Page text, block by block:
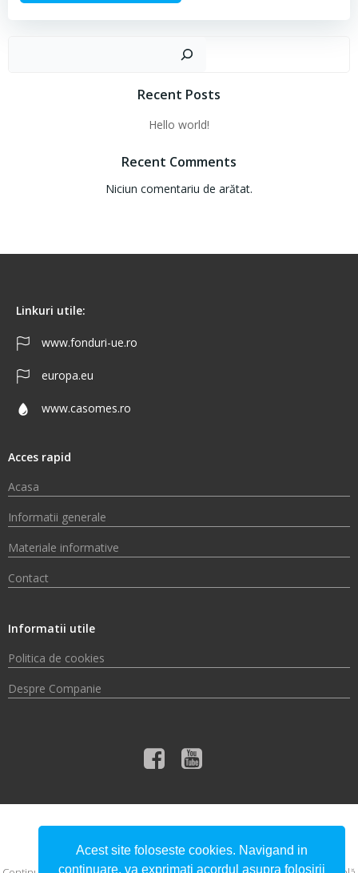
Recent Posts
Hello world!
Recent Comments
Niciun comentariu de arătat.
Linkuri utile:
www.fonduri-ue.ro
europa.eu
www.casomes.ro
Acces rapid
Acasa
Informatii generale
Materiale informative
Contact
Informatii utile
Politica de cookies
Despre Companie
© 2026 Compania de Apă Someș S.A.
Acest site foloseste cookies. Navigand in
continuare, va exprimati acordul asupra folosirii